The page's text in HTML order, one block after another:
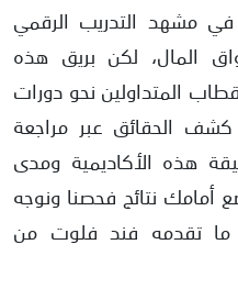
ظهرت أكاديمية FundFloat في مشهد التدريب الرقمي
المال، لكن بريق هذه
المتداولين نحو دورات
كشف الحقائق عبر مراجعة
هذه الأكاديمية ومدى
أمامك نتائج فحصنا ونوجه
ما تقدمه فند فلوت من